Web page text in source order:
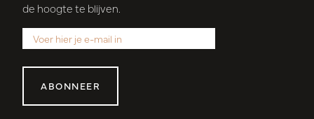
de hoogte te blijven.
ABONNEER